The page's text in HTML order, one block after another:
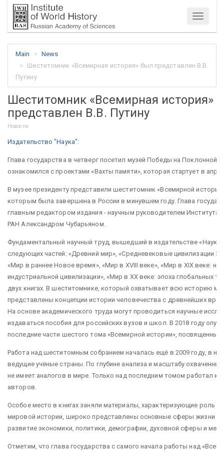
Menu
Main
News
Шеститомник «Всемирная история» был представлен В.В.
Путину
Шеститомник «Всемирная история»
представлен В.В. Путину
Новости
Издательство "Наука":
Глава государства в четверг посетил музей Победы на Поклонной
ознакомился с проектами «Вахты памяти», которая стартует в
В музее президенту представили шеститомник «Всемирной
которым была завершена в России в минувшем году. Глава
главным редактором издания - научным руководителем Института
РАН Александром Чубарьяном.
Фундаментальный научный труд, вышедший в издательстве
следующих частей: «Древний мир», «Средневековые цивилизации
«Мир в раннее Новое время», «Мир в XVIII веке», «Мир в XIX веке: на
индустриальной цивилизации», «Мир в XX веке: эпоха глобальных
двух книгах. В шеститомнике, который охватывает всю историю
представлены концепции истории человечества с древнейших
На основе академического труда могут проводиться научные
издаваться пособия для российских вузов и школ. В 2018 году
последние части шестого тома «Всемирной истории», посвященные
Работа над шеститомным собранием началась ещё в 2009 году, в
ведущие учёные страны. По глубине анализа и масштабу
не имеет аналогов в мире. Только над последним томом работал
авторов.
Особое место в книгах заняли материалы, характеризующие роль и
мировой истории, широко представлены основные сферы жизни
развитие экономики, политики, демографии, духовной сферы и
Отметим, что глава государства с самого начала работы над